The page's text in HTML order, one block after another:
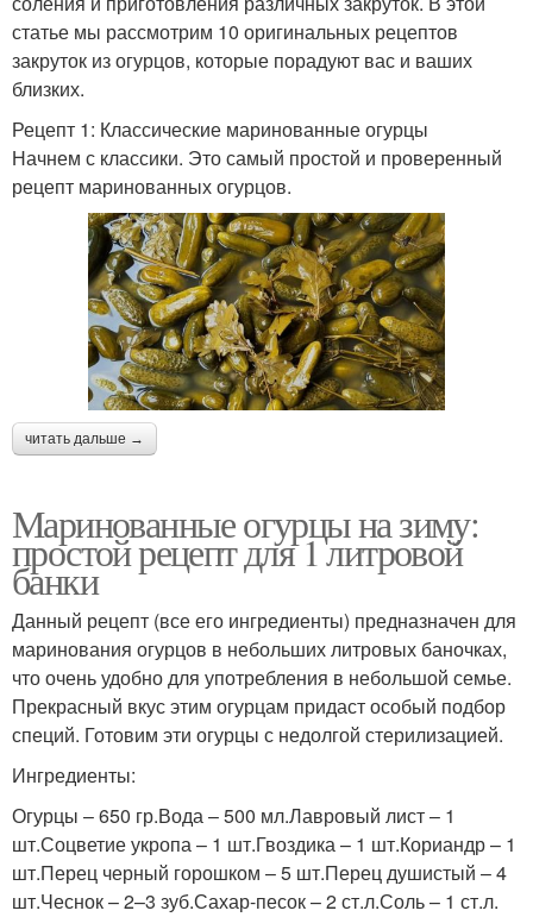
статье мы рассмотрим 10 оригинальных рецептов
закруток из огурцов, которые порадуют вас и ваших
близких.
Рецепт 1: Классические маринованные огурцы
Начнем с классики. Это самый простой и проверенный
рецепт маринованных огурцов.
читать дальше →
Маринованные огурцы на зиму:
простой рецепт для 1 литровой
банки
Данный рецепт (все его ингредиенты) предназначен для
маринования огурцов в небольших литровых баночках,
что очень удобно для употребления в небольшой семье.
Прекрасный вкус этим огурцам придаст особый подбор
специй. Готовим эти огурцы с недолгой стерилизацией.
Ингредиенты:
Огурцы – 650 гр.Вода – 500 мл.Лавровый лист – 1
шт.Соцветие укропа – 1 шт.Гвоздика – 1 шт.Кориандр – 1
шт.Перец черный горошком – 5 шт.Перец душистый – 4
шт.Чеснок – 2–3 зуб.Сахар-песок – 2 ст.л.Соль – 1 ст.л.